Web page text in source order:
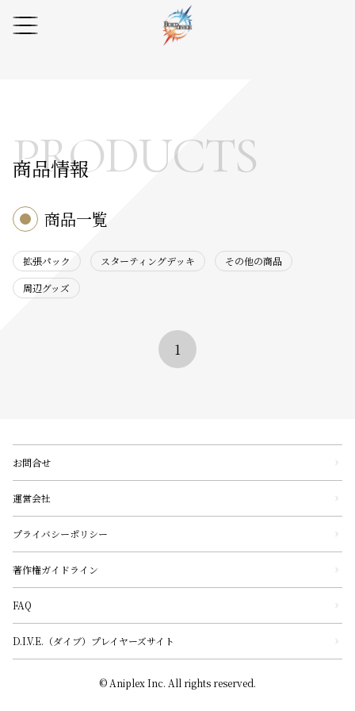
PRODUCTS
商品情報
商品一覧
拡張パック スターティングデッキ
その他の商品
周辺グッズ
1
お問合せ
運営会社
プライバシーポリシー
著作権ガイドライン
FAQ
D.I.V.E.（ダイブ）プレイヤーズサイト
© Aniplex Inc. All rights reserved.